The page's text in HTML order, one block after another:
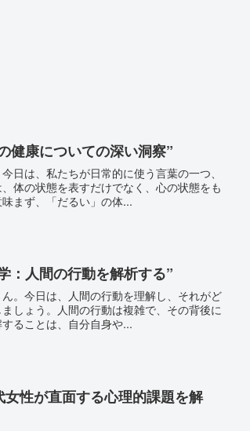
健康についての深い洞察”
日は、私たちが日常的に使う言葉の一つ、
体の状態を表すだけでなく、心の状態をも
まず、「だるい」の体...
：人間の行動を解析する”
。今日は、人間の行動を理解し、それがど
しょう。人間の行動は複雑で、その背後に
ることは、自分自身や...
性が直面する心理的課題を解